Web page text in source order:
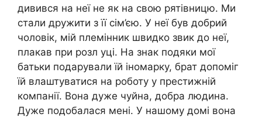
дивився на неї не як на свою рятівницю. Ми
стали дружити з її сім’єю. У неї був добрий
чоловік, мій племінник швидко звик до неї,
плакав при розл уці. На знак подяки мої
батьки подарували їй іномарку, брат допоміг
їй влаштуватися на роботу у престижній
компанії. Вона дуже чуйна, добра людина.
Дуже подобалася мені. У нашому домі вона